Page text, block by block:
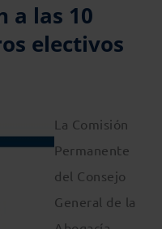
a las 10
electivos
La Comisión
Permanente
del Consejo
General de la